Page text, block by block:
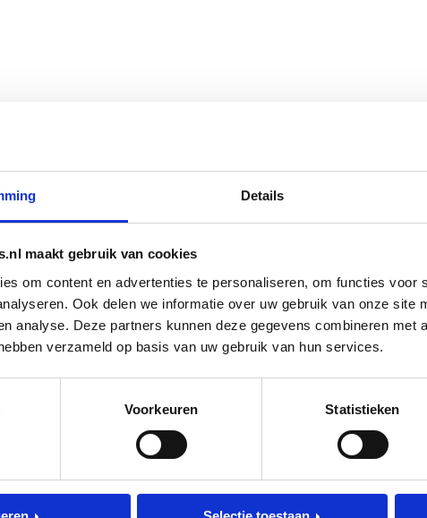
Details
maakt gebruik van cookies
om content en advertenties te personaliseren, om functies voor
Ook delen we informatie over uw gebruik van onze site
analyse. Deze partners kunnen deze gegevens combineren met
verzameld op basis van uw gebruik van hun services.
Voorkeuren Statistieken
EN
ervaring met het schilderen van klompjes.
te vinden en ontdekten onze leuke
bestel je gemakkelijk online. We
en indien gewenst in de stijl van het
Achter
gestart met het online
snelheid, en uiteraard
elke opdracht
mijneersteklompjes.nl
klantenbestand met